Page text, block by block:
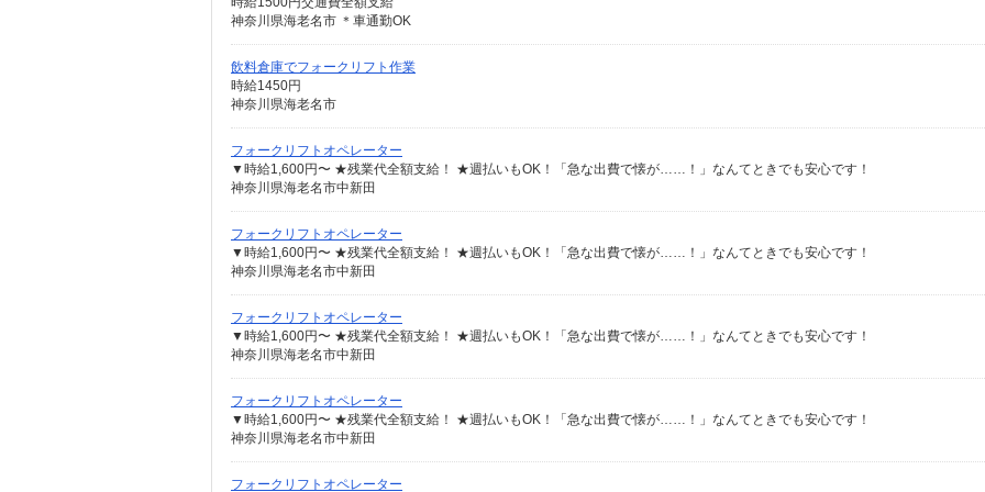
神奈川県海老名市 ＊車通勤OK
飲料倉庫でフォークリフト作業
時給1450円
神奈川県海老名市
フォークリフトオペレーター
▼時給1,600円〜 ★残業代全額支給！ ★週払いもOK！「急な出費で懐が……！」なんてときでも安心です！
神奈川県海老名市中新田
フォークリフトオペレーター
▼時給1,600円〜 ★残業代全額支給！ ★週払いもOK！「急な出費で懐が……！」なんてときでも安心です！
神奈川県海老名市中新田
フォークリフトオペレーター
▼時給1,600円〜 ★残業代全額支給！ ★週払いもOK！「急な出費で懐が……！」なんてときでも安心です！
神奈川県海老名市中新田
フォークリフトオペレーター
▼時給1,600円〜 ★残業代全額支給！ ★週払いもOK！「急な出費で懐が……！」なんてときでも安心です！
神奈川県海老名市中新田
フォークリフトオペレーター